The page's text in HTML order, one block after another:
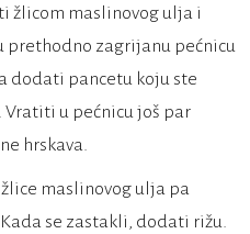
žlicom maslinovog ulja i
prethodno zagrijanu pećnicu
dodati pancetu koju ste
u pećnicu još par
hrskava.
maslinovog ulja pa
se zastakli, dodati rižu.